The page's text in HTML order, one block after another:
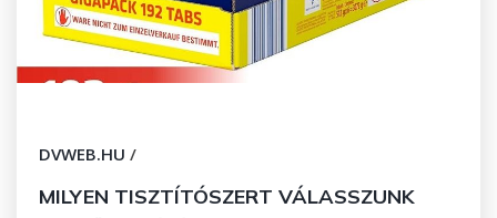
DVWEB.HU /
MILYEN TISZTÍTÓSZERT VÁLASSZUNK